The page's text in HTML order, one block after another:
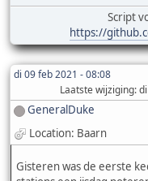
Script
https://
di 09 feb 2021 - 08:08
Laatste wijziging:
GeneralDuke
Location: Baarn
Gisteren was de eerste